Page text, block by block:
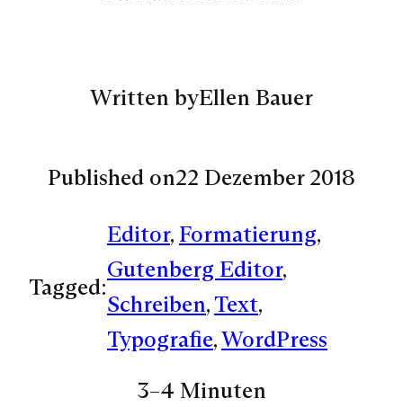
Written byEllen Bauer
Published on22 Dezember 2018
Tagged:
Editor, Formatierung
Gutenberg Editor
Schreiben, Text
Typografie, WordPress
3–4 Minuten